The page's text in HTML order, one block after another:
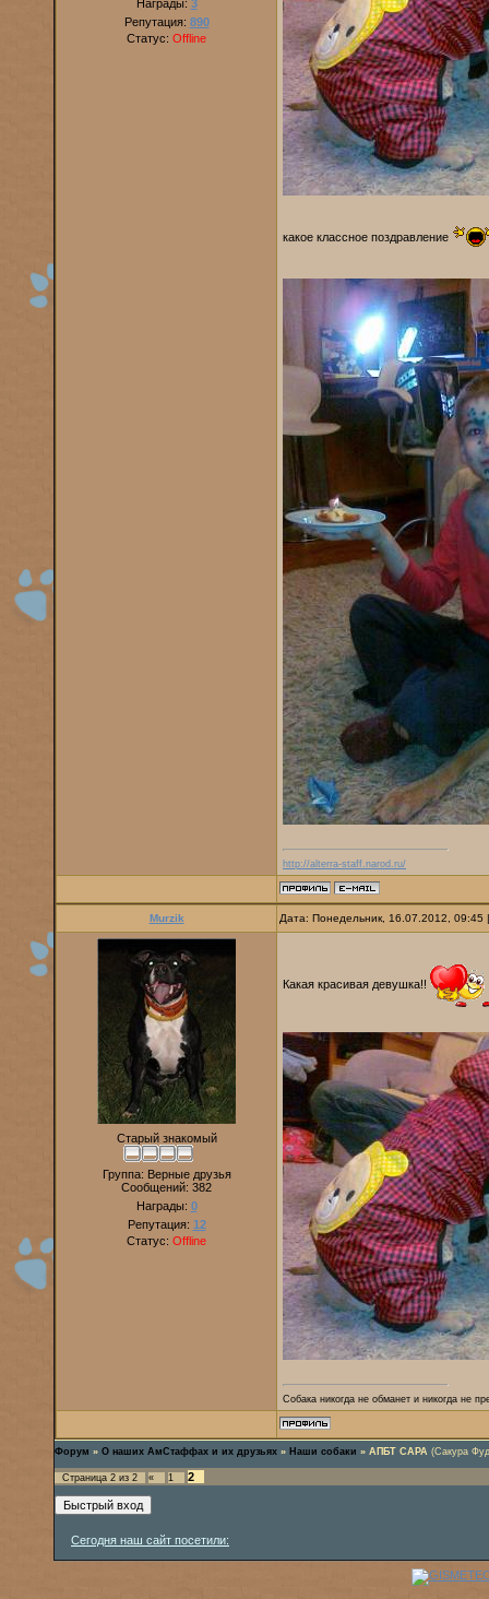
Награды: 3
Репутация: 890
Статус: Offline
какое классное поздравление
http://alterra-staff.narod.ru/
Murzik Дата: Понедельник, 16.07.2012,
Старый знакомый
Группа: Верные друзья
Сообщений: 382
Награды: 0
Репутация: 12
Статус: Offline
Какая красивая девушка!!
Собака никогда не обманет и никогда не
Форум » О наших АмСтаффах и их друзьях » Наши собаки » АПБТ САРА (Сакура
Страница 2 из 2 « 1 2
Сегодня наш сайт посетили: